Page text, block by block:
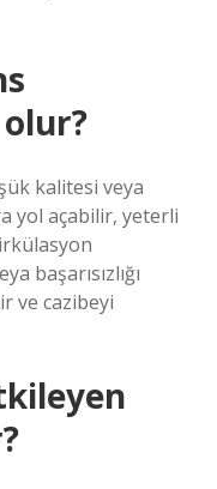
kalitesi veya
yol açabilir, yeterli
başarısızlığı
ve cazibeyi